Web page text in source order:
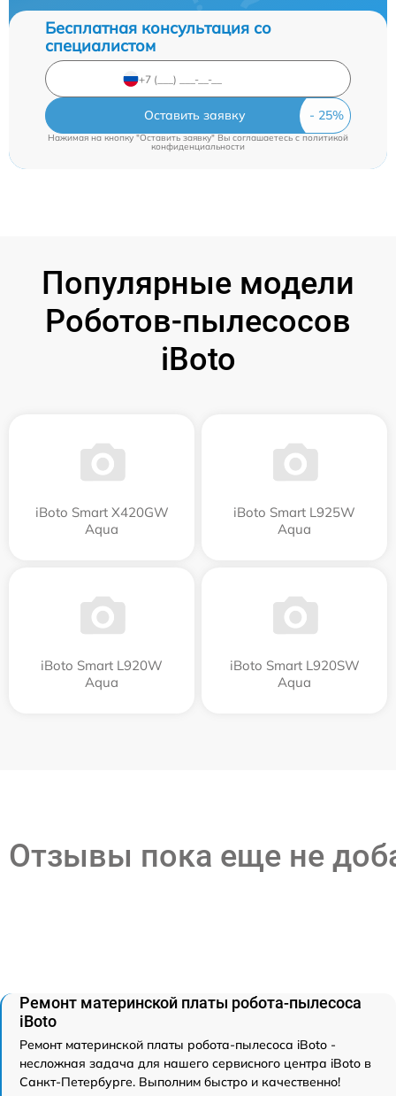
Бесплатная консультация со
специалистом
Оставить заявку
Нажимая на кнопку "Оставить заявку" Вы соглашаетесь c политикой
конфиденциальности
Популярные модели
Роботов-пылесосов
iBoto
iBoto Smart Х420GW
Aqua
iBoto Smart L925W
Aqua
iBoto Smart L920W
Aqua
iBoto Smart L920SW
Aqua
Отзывы пока еще не
Ремонт материнской платы робота-пылесоса
iBoto
Ремонт материнской платы робота-пылесоса iBoto -
несложная задача для нашего сервисного центра iBoto в
Санкт-Петербурге. Выполним быстро и качественно!